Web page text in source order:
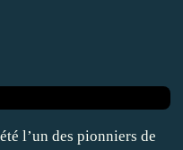
l’un des pionniers de